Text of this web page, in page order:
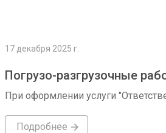
17 декабря 2025 г.
Погрузо-разгрузочные
При оформлении услуги
Подробнее